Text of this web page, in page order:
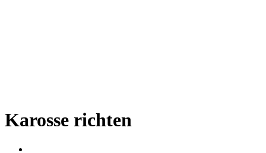
Karosse richten